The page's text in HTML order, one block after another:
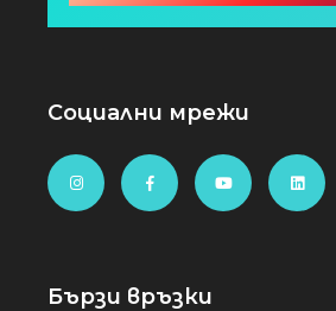
Социални мрежи
Бързи връзки